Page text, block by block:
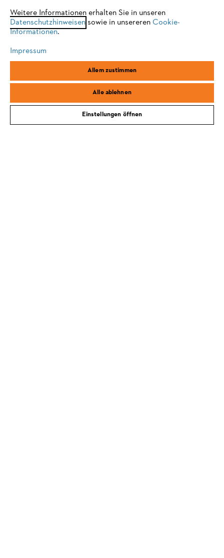
#STIHL
KOSTENLOSE LIEFERUNG AB 99€
eine optimale Nutzung unserer Seite empfehlen wir Ihnen, zu
einem der folgenden Browser zu wechseln:
Firefox Chrome
Weitere Informationen erhalten Sie in unseren
Datenschutzhinweisensowie in unsereren Cookie-
Informationen.
Impressum
Allem zustimmen
Alle ablehnen
Einstellungen öffnen